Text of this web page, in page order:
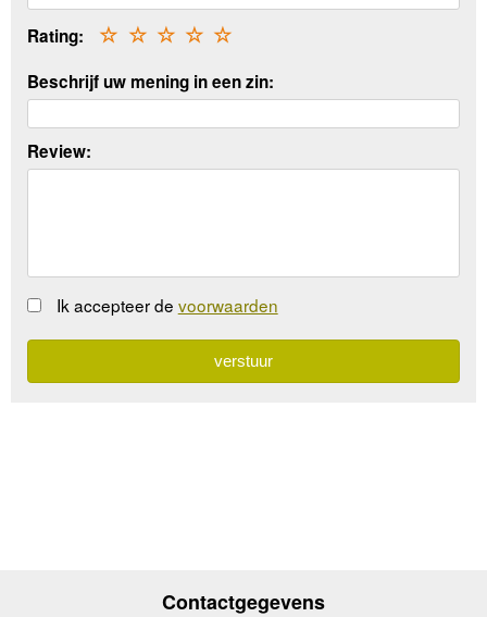
Rating: ☆
☆
☆
☆
☆
Beschrijf uw mening in een zin:
Review:
Ik accepteer de voorwaarden
Contactgegevens